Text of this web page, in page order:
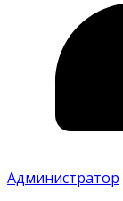
Администратор